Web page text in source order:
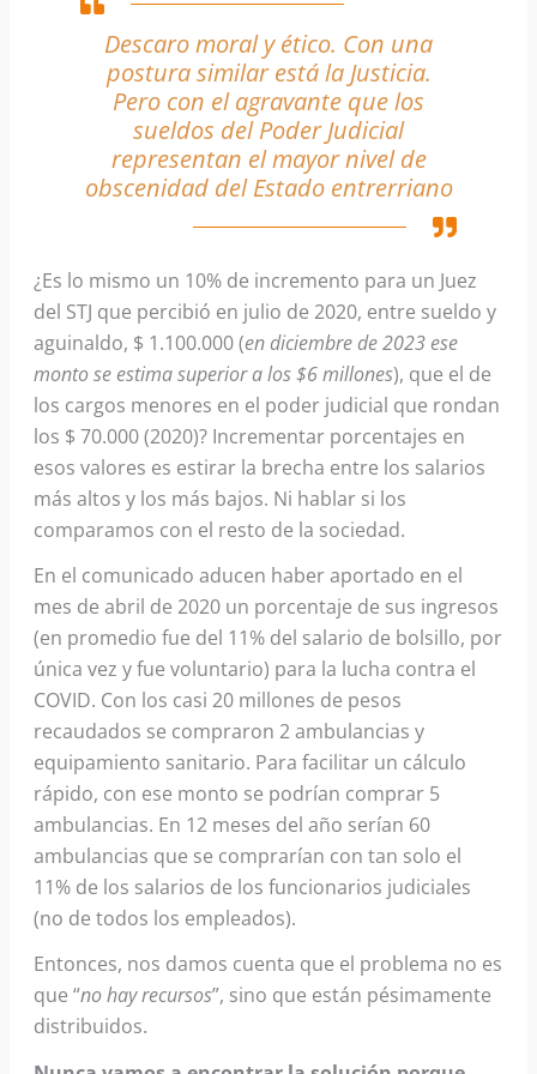
Descaro moral y ético. Con una
postura similar está la Justicia.
Pero con el agravante que los
sueldos del Poder Judicial
representan el mayor nivel de
obscenidad del Estado entrerriano
¿Es lo mismo un 10% de incremento para un Juez
del STJ que percibió en julio de 2020, entre sueldo y
aguinaldo, $ 1.100.000 (en diciembre de 2023 ese
monto se estima superior a los $6 millones), que el de
los cargos menores en el poder judicial que rondan
los $ 70.000 (2020)? Incrementar porcentajes en
esos valores es estirar la brecha entre los salarios
más altos y los más bajos. Ni hablar si los
comparamos con el resto de la sociedad.
En el comunicado aducen haber aportado en el
mes de abril de 2020 un porcentaje de sus ingresos
(en promedio fue del 11% del salario de bolsillo, por
única vez y fue voluntario) para la lucha contra el
COVID. Con los casi 20 millones de pesos
recaudados se compraron 2 ambulancias y
equipamiento sanitario. Para facilitar un cálculo
rápido, con ese monto se podrían comprar 5
ambulancias. En 12 meses del año serían 60
ambulancias que se comprarían con tan solo el
11% de los salarios de los funcionarios judiciales
(no de todos los empleados).
Entonces, nos damos cuenta que el problema no es
que “no hay recursos”, sino que están pésimamente
distribuidos.